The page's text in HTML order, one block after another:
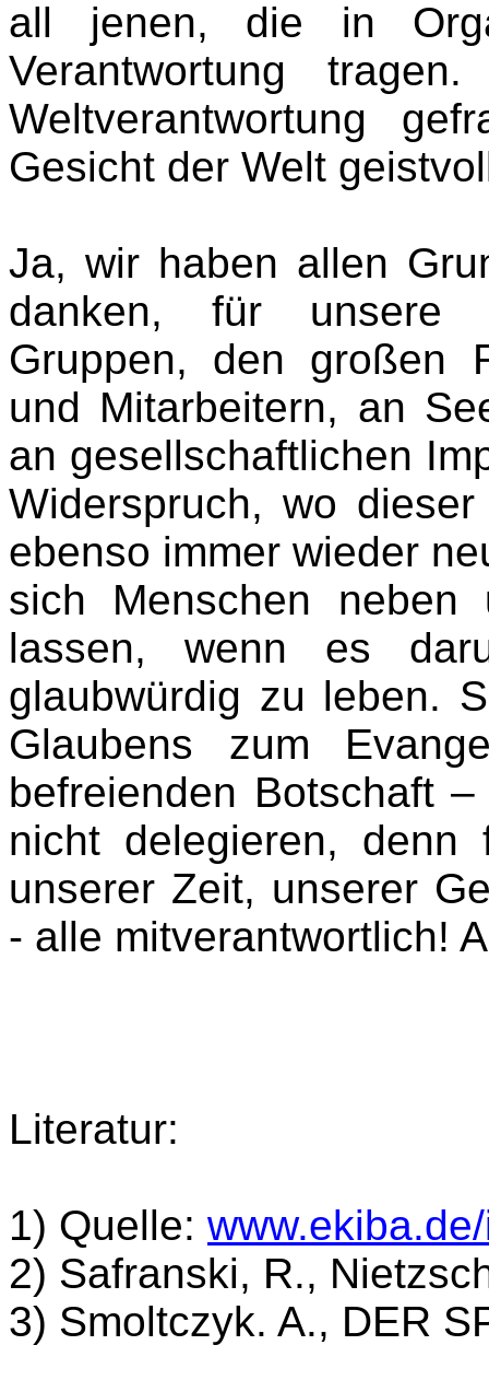
all jenen, die in
Verantwortung
Weltverantwortung
Gesicht der Welt
Ja, wir haben allen
danken, für unsere
Gruppen, den großen
und Mitarbeitern, an
an gesellschaftlichen
Widerspruch, wo
ebenso immer wieder
sich Menschen
lassen, wenn es
glaubwürdig zu leben.
Glaubens zum
befreienden Botschaft
nicht delegieren,
unserer Zeit, unserer
- alle mitverantwortlich!
Literatur:
1) Quelle:
2) Safranski, R.,
3) Smoltczyk. A., DER